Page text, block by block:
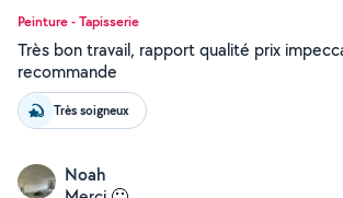
Peinture - Tapisserie
Très bon travail, rapport qualité prix
recommande
Très soigneux
Noah